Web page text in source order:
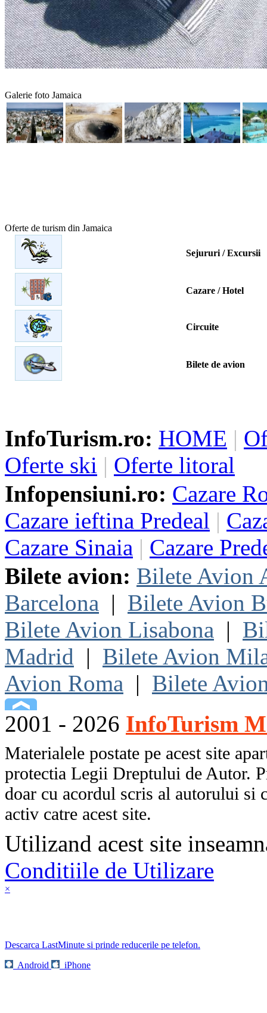
Galerie foto Jamaica
Oferte de turism din Jamaica
Sejururi / Excursii
Cazare / Hotel
Circuite
Bilete de avion
InfoTurism.ro: HOME |
Oferte ski | Oferte litoral
Infopensiuni.ro: Cazare
Cazare ieftina Predeal |
Cazare Sinaia | Cazare
Bilete avion: Bilete Avion
Barcelona | Bilete Avion
Bilete Avion Lisabona |
Madrid | Bilete Avion
Avion Roma | Bilete
2001 - 2026 InfoTurism
Materialele postate pe acest site
protectia Legii Dreptului de Autor.
doar cu acordul scris al autorului si
activ catre acest site.
Utilizand acest site
Conditiile de Utilizare
×
Descarca LastMinute si prinde reducerile pe telefon.
Android
iPhone